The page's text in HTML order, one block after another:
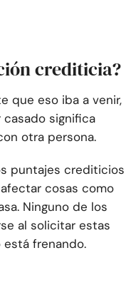
crediticia?
que eso iba a venir,
significa
otra persona.
puntajes crediticios
cosas como
Ninguno de los
al solicitar estas
frenando.